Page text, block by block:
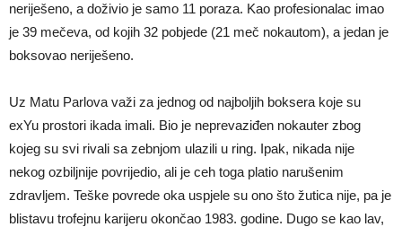
neriješeno, a doživio je samo 11 poraza. Kao profesionalac imao
je 39 mečeva, od kojih 32 pobjede (21 meč nokautom), a jedan je
boksovao neriješeno.
Uz Matu Parlova važi za jednog od najboljih boksera koje su
exYu prostori ikada imali. Bio je neprevaziđen nokauter zbog
kojeg su svi rivali sa zebnjom ulazili u ring. Ipak, nikada nije
nekog ozbiljnije povrijedio, ali je ceh toga platio narušenim
zdravljem. Teške povrede oka uspjele su ono što žutica nije, pa je
blistavu trofejnu karijeru okončao 1983. godine. Dugo se kao lav,